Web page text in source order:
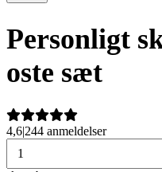
Personligt
oste sæt
4,6|244 anmeldelser